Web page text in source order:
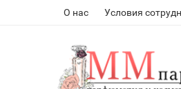
О нас Условия